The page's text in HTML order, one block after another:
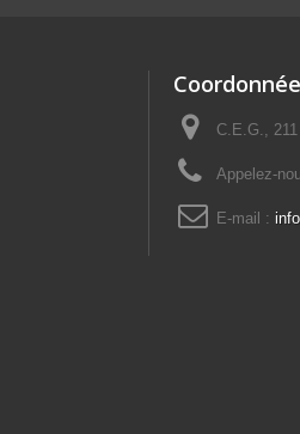
C.E.G.,
Appelez-
E-mail :